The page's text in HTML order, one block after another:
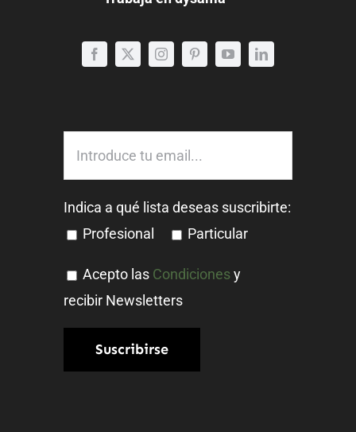
Indica a qué lista deseas suscribirte:
Profesional
Particular
Acepto las Condicionesy
recibir Newsletters